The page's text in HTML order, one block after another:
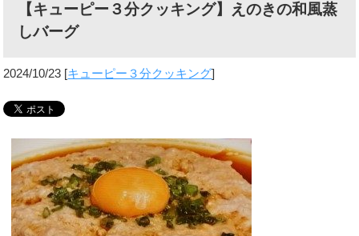
【キューピー３分クッキング】えのきの和風蒸
しバーグ
2024/10/23 [キューピー３分クッキング]